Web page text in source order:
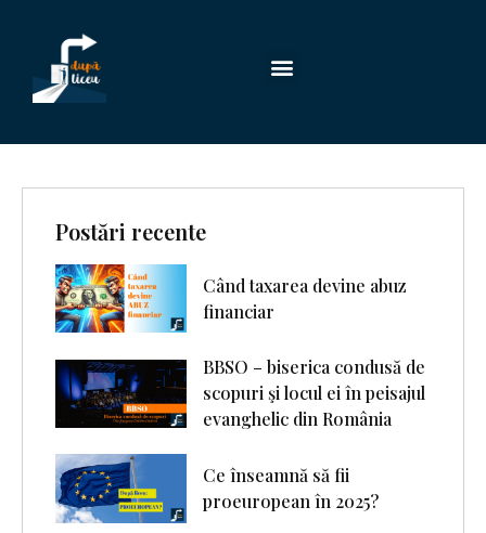
Postări recente
Când taxarea devine abuz
financiar
BBSO – biserica condusă de
scopuri şi locul ei în peisajul
evanghelic din România
Ce înseamnă să fii
proeuropean în 2025?